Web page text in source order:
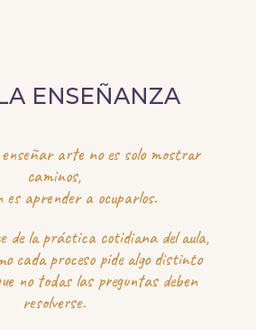
ENSEÑANZA
arte no es solo mostrar
caminos,
aprender a ocuparlos.
de la práctica cotidiana del aula,
cada proceso pide algo distinto
no todas las preguntas deben
resolverse.